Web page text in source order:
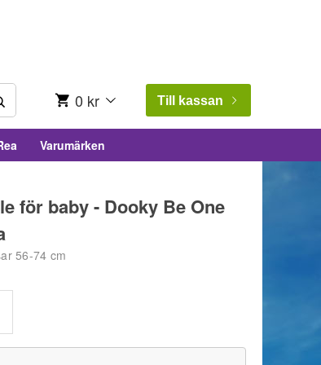
0 kr Till kassan
Varumärken
för baby - Dooky Be One
56-74 cm